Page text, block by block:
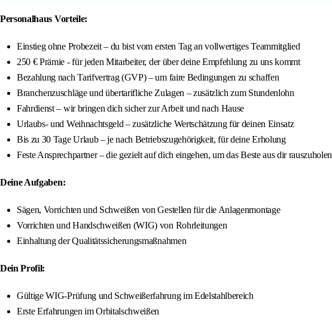
Personalhaus Vorteile:
Einstieg ohne Probezeit – du bist vom ersten Tag an vollwertiges Teammitglied
250 € Prämie - für jeden Mitarbeiter, der über deine Empfehlung zu uns kommt
Bezahlung nach Tarifvertrag (GVP) – um faire Bedingungen zu schaffen
Branchenzuschläge und übertarifliche Zulagen – zusätzlich zum Stundenlohn
Fahrdienst – wir bringen dich sicher zur Arbeit und nach Hause
Urlaubs- und Weihnachtsgeld – zusätzliche Wertschätzung für deinen Einsatz
Bis zu 30 Tage Urlaub – je nach Betriebszugehörigkeit, für deine Erholung
Feste Ansprechpartner – die gezielt auf dich eingehen, um das Beste aus dir rauszuholen
Deine Aufgaben:
Sägen, Vorrichten und Schweißen von Gestellen für die Anlagenmontage
Vorrichten und Handschweißen (WIG) von Rohrleitungen
Einhaltung der Qualitätssicherungsmaßnahmen
Dein Profil:
Gültige WIG-Prüfung und Schweißerfahrung im Edelstahlbereich
Erste Erfahrungen im Orbitalschweißen